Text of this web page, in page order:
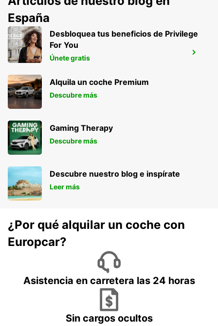
GENEVA EAUX-VIVES
GENEVA - SWITZERLAND
España
Desbloquea tus beneficios de Privilege
For You
Únete gratis
Alquila un coche Premium
Descubre más
Gaming Therapy
Descubre más
Descubre nuestro blog e inspírate
Leer más
¿Por qué alquilar un coche con
Europcar?
Asistencia en carretera las 24 horas
Sin cargos ocultos